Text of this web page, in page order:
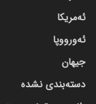
ئەمریکا
ئەورووپا
جیهان
دسته‌بندی نشده